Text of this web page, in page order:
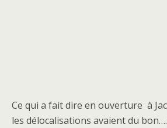
Ce qui a fait dire en ouverture à
les délocalisations avaient du